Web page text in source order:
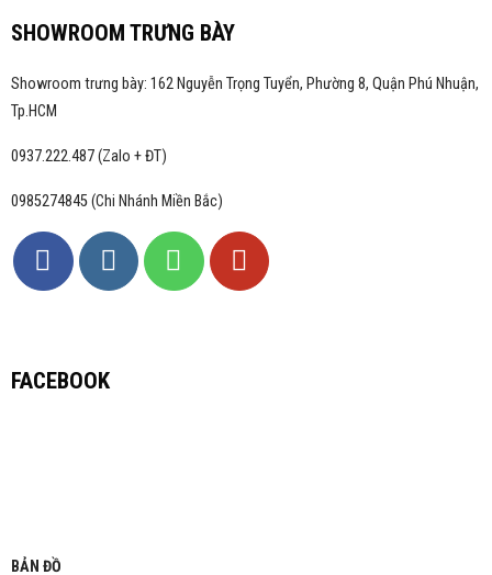
SHOWROOM TRƯNG BÀY
Showroom trưng bày: 162 Nguyễn Trọng Tuyển, Phường 8, Quận Phú Nhuận,
Tp.HCM
0937.222.487 (Zalo + ĐT)
0985274845 (Chi Nhánh Miền Bắc)
FACEBOOK
BẢN ĐỒ